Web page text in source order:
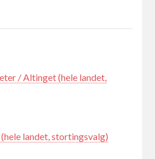
/ Altinget (hele landet,
landet, stortingsvalg)